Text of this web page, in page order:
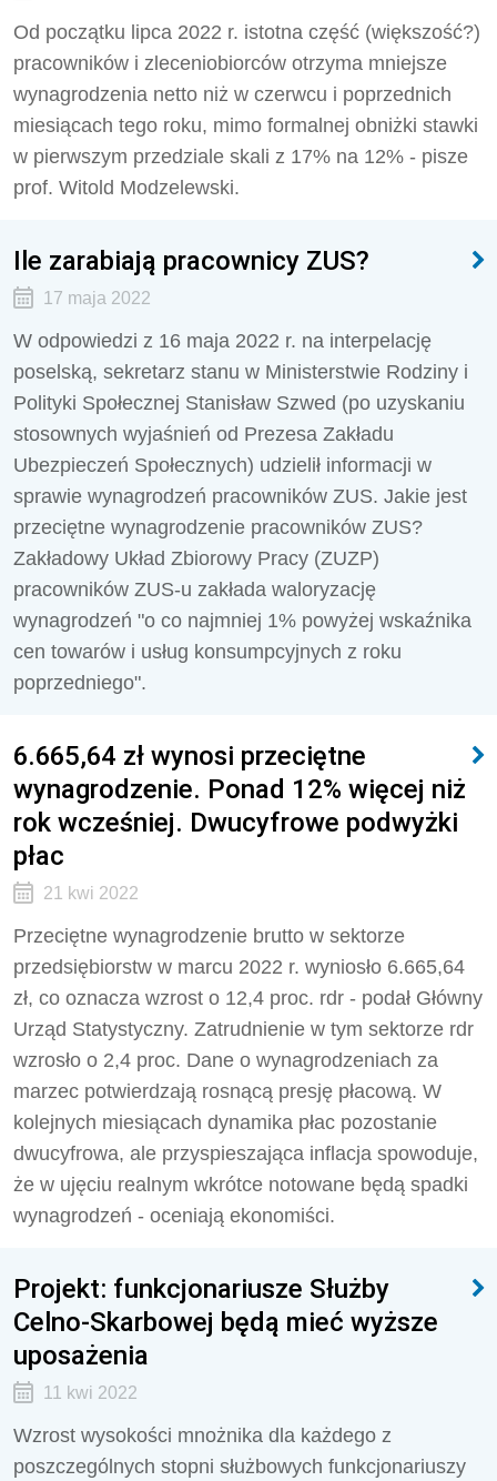
Od początku lipca 2022 r. istotna część (większość?)
pracowników i zleceniobiorców otrzyma mniejsze
wynagrodzenia netto niż w czerwcu i poprzednich
miesiącach tego roku, mimo formalnej obniżki stawki
w pierwszym przedziale skali z 17% na 12% - pisze
prof. Witold Modzelewski.
Ile zarabiają pracownicy ZUS?
17 maja 2022
W odpowiedzi z 16 maja 2022 r. na interpelację
poselską, sekretarz stanu w Ministerstwie Rodziny i
Polityki Społecznej Stanisław Szwed (po uzyskaniu
stosownych wyjaśnień od Prezesa Zakładu
Ubezpieczeń Społecznych) udzielił informacji w
sprawie wynagrodzeń pracowników ZUS. Jakie jest
przeciętne wynagrodzenie pracowników ZUS?
Zakładowy Układ Zbiorowy Pracy (ZUZP)
pracowników ZUS-u zakłada waloryzację
wynagrodzeń "o co najmniej 1% powyżej wskaźnika
cen towarów i usług konsumpcyjnych z roku
poprzedniego".
6.665,64 zł wynosi przeciętne
wynagrodzenie. Ponad 12% więcej niż
rok wcześniej. Dwucyfrowe podwyżki
płac
21 kwi 2022
Przeciętne wynagrodzenie brutto w sektorze
przedsiębiorstw w marcu 2022 r. wyniosło 6.665,64
zł, co oznacza wzrost o 12,4 proc. rdr - podał Główny
Urząd Statystyczny. Zatrudnienie w tym sektorze rdr
wzrosło o 2,4 proc. Dane o wynagrodzeniach za
marzec potwierdzają rosnącą presję płacową. W
kolejnych miesiącach dynamika płac pozostanie
dwucyfrowa, ale przyspieszająca inflacja spowoduje,
że w ujęciu realnym wkrótce notowane będą spadki
wynagrodzeń - oceniają ekonomiści.
Projekt: funkcjonariusze Służby
Celno-Skarbowej będą mieć wyższe
uposażenia
11 kwi 2022
Wzrost wysokości mnożnika dla każdego z
poszczególnych stopni służbowych funkcjonariuszy